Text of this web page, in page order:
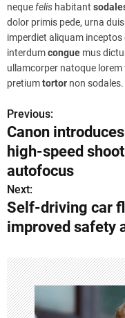
neque felis habitant
dolor primis pede, urna
imperdiet aliquam
interdumcongue mus
ullamcorper natoque
pretiumtortor non sodales.
P
o
s
t
n
v
i
Previous:
Canon
high-speed
autofocus
Next:
Self-driving car
improved safety